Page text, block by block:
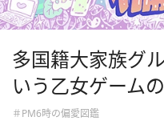
多国籍大家族グ
いう乙女ゲーム
＃PM6時の偏愛図鑑